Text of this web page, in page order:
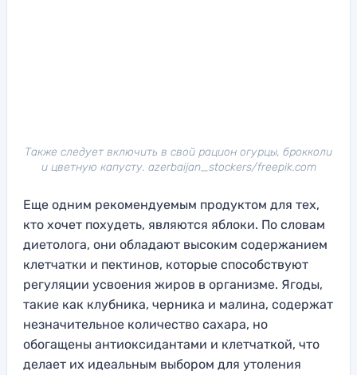
Также следует включить в свой рацион огурцы, брокколи
и цветную капусту. azerbaijan_stockers/freepik.com
Еще одним рекомендуемым продуктом для тех,
кто хочет похудеть, являются яблоки. По словам
диетолога, они обладают высоким содержанием
клетчатки и пектинов, которые способствуют
регуляции усвоения жиров в организме. Ягоды,
такие как клубника, черника и малина, содержат
незначительное количество сахара, но
обогащены антиоксидантами и клетчаткой, что
делает их идеальным выбором для утоления